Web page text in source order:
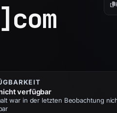
com
verfügbar
war in der letzten Beobachtung